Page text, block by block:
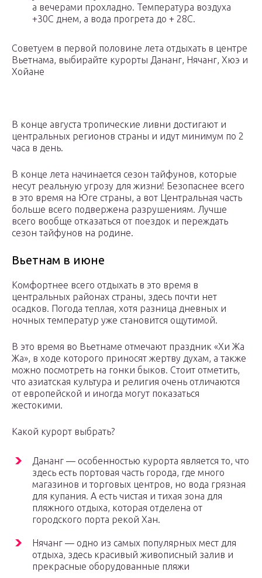
а вечерами прохладно. Температура воздуха
+30С днем, а вода прогрета до + 28С.
Советуем в первой половине лета отдыхать в центре
Вьетнама, выбирайте курорты Дананг, Нячанг, Хюэ и
Хойане
В конце августа тропические ливни достигают и
центральных регионов страны и идут минимум по 2
часа в день.
В конце лета начинается сезон тайфунов, которые
несут реальную угрозу для жизни! Безопаснее всего
в это время на Юге страны, а вот Центральная часть
больше всего подвержена разрушениям. Лучше
всего вообще отказаться от поездок и переждать
сезон тайфунов на родине.
Вьетнам в июне
Комфортнее всего отдыхать в это время в
центральных районах страны, здесь почти нет
осадков. Погода теплая, хотя разница дневных и
ночных температур уже становится ощутимой.
В это время во Вьетнаме отмечают праздник «Хи Жа
Жа», в ходе которого приносят жертву духам, а также
можно посмотреть на гонки быков. Стоит отметить,
что азиатская культура и религия очень отличаются
от европейской и иногда могут показаться
жестокими.
Какой курорт выбрать?
Дананг — особенностью курорта является то, что
здесь есть портовая часть города, где много
магазинов и торговых центров, но вода грязная
для купания. А есть чистая и тихая зона для
пляжного отдыха, которая отделена от
городского порта рекой Хан.
Нячанг — одно из самых популярных мест для
отдыха, здесь красивый живописный залив и
прекрасные оборудованные пляжи